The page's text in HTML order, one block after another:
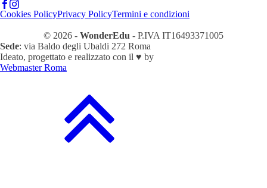
Cookies PolicyPrivacy PolicyTermini e condizioni
© 2026 - WonderEdu - P.IVA IT16493371005
Sede: via Baldo degli Ubaldi 272 Roma
Ideato, progettato e realizzato con il ♥ by
Webmaster Roma